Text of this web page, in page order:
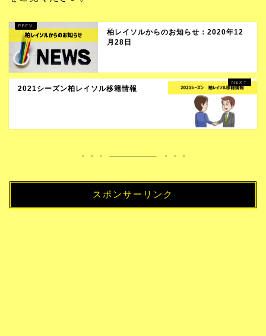
柏レイソルからのお知らせ：2020年12
月28日
2021シーズン柏レイソル移籍情報
スポンサーリンク